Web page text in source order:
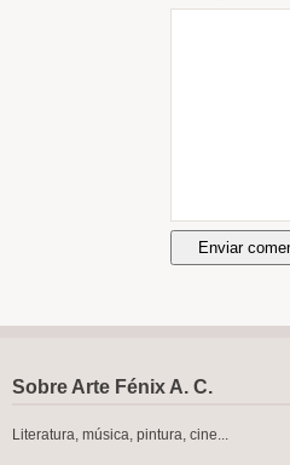
Sobre Arte Fénix A. C.
Literatura, música, pintura, cine...